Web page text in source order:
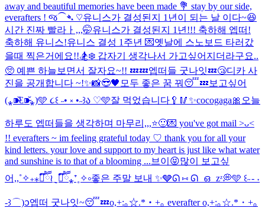
away and beautiful memories have been made 💐 stay by our side,
everafters ! જ⁀➴ ♡유니스가 결성된지 1년이 되는 날 이다~😆
시간 진짜 빨라ㅏ,,,🤭유니스가 결성된지 1년!!! 축하해 엡떠!
축하해 유니스!유니스 결성 1주년 💌옛날에 스노보드 타러갔
을때 찍은거에요!!🏂❄️ 갑자기 생각나서 가고싶어지더라구요..
🥺 예쁜 하늘보면서 잘자요~!! 💤💤엡떠들 굿나잇💤😴디카 사
진을 공개합니다 ~!✨📸😎🖤 모두 좋은 꿈 꿔😴💤 보고싶어
(⁎⁍̴̆Ɛ⁍̴̆⁎)🩵 ૮꒰ ˶• ༝ •˶꒱ა ♡🩵잘 먹었습니다🥄🥢✨cocogaga🎀 오늘
하루도 엡떠들을 생각하며 마무리,,,⭐️🙂💌 you've got mail >ᴗ<
!! everafters ~ im feeling grateful today ♡ thank you for all your
kind letters. your love and support to my heart is just like what water
and sunshine is to that of a blooming ... 브이😝많이 보고싶
어,,˚✧₊⁎❝᷀ົཽ≀ˍ̮ ❝᷀ົཽ⁎⁺˳✧༚좋은 주말 보내 ✨🩶ᘏ ⑅ ᘏ ഒ zᶻ💭🩵 ꒰˶ - ˕
-꒱ ⌒)ᦱ엡떠 굿나잇~😴💤o,+:｡☆.*・+｡ everafter o,+:｡☆.*・+｡